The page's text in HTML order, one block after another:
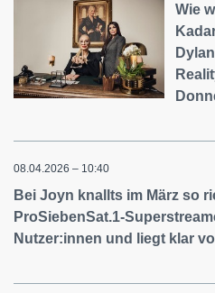
Wie
08.04.2026 – 10:40
Bei Joyn knallts im März so
ProSiebenSat.1-
Nutzer:innen und liegt klar